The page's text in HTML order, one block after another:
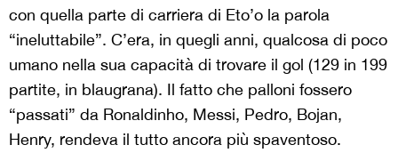
con quella parte di carriera di Eto’o la parola
“ineluttabile”. C’era, in quegli anni, qualcosa di poco
umano nella sua capacità di trovare il gol (129 in 199
partite, in blaugrana). Il fatto che palloni fossero
“passati” da Ronaldinho, Messi, Pedro, Bojan,
Henry, rendeva il tutto ancora più spaventoso.